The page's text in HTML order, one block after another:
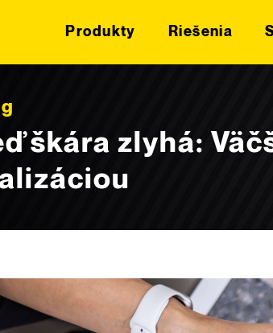
Produkty Riešenia
škára zlyhá: